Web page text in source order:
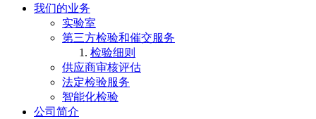
我们的业务
实验室
第三方检验和催交服务
检验细则
供应商审核评估
法定检验服务
智能化检验
公司简介